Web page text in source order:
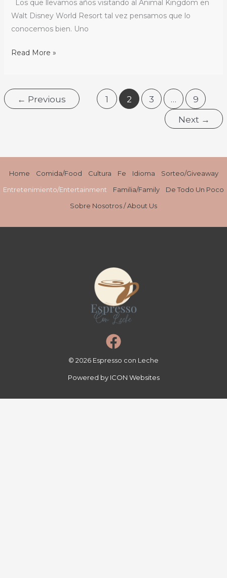
to
South
with
Pork
Board
Los que llevamos años visitando al Animal Kingdom en
Walt Disney World Resort tal vez pensamos que lo
conocemos bien. Uno
Animal
River
illuminates
Animal
Read More »
← Previous 1 2 3 …
9
Next →
Home Comida/Food Cultura Fe Idioma
Sorteo/Giveaway
Entretenimiento/Entertainment
Familia/Family
De Todo Un Poco
Sobre Nosotros / About Us
© 2026 Espresso con Leche
Powered by ICON Websites